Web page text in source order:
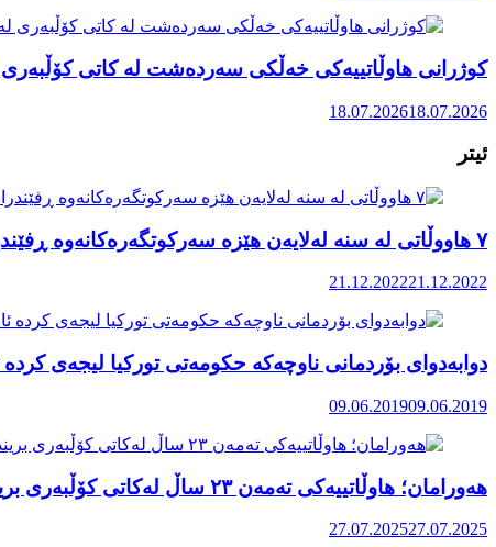
کوژرانی هاوڵاتییەکی خەڵکی سەردەشت لە کاتی کۆڵبەری
18.07.202618.07.2026
ئیتر
۷ هاووڵاتی لە سنە لەلایەن هێزە سەرکوتگەرەکانەوە ڕفێندران
21.12.202221.12.2022
دوابەدوای بۆردمانی ناوچەکە حکومەتی تورکیا لیجە‌ی
09.06.201909.06.2019
هەورامان؛ هاوڵاتییەکی تەمەن ٢٣ ساڵ لەکاتی کۆڵبەری بریندار بوو
27.07.202527.07.2025